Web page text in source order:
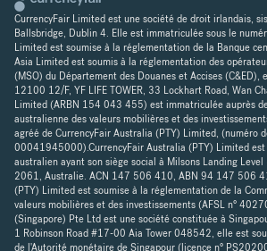
CurrencyFair Limited est une société de droit irlandais,
Ballsbridge, Dublin 4. Elle est immatriculée sous le
Limited est soumise à la réglementation de la Banque
Asia Limited est soumis à la réglementation des
(MSO) du Département des Douanes et Accises (C&ED),
12100 12/F, YF LIFE TOWER, 33 Lockhart Road, Wan
Limited (ARBN 154 043 455) est immatriculée auprès
australienne des valeurs mobilières et des
agréé de CurrencyFair Australia (PTY) Limited, (numéro
00041945000).CurrencyFair Australia (PTY) Limited
australien ayant son siège social à Milsons Landing
2061, Australie. ACN 147 506 410, ABN 94 147 506
(PTY) Limited est soumise à la réglementation de la
valeurs mobilières et des investissements (AFSL n°
(Singapore) Pte Ltd est une société constituée à
1 Robinson Road #17-00 Aia Tower 048542, elle est
de l'Autorité monétaire de Singapour (licence n°